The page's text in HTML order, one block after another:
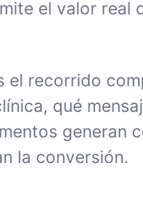
el valor real
el recorrido
qué
generan
la conversión.